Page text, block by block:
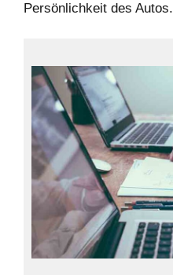
Persönlichkeit des Autos.